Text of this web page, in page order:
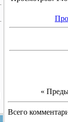
«
Всего